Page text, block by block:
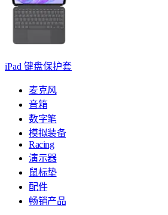
iPad 键盘保护套
麦克风
音箱
数字笔
模拟装备
Racing
演示器
鼠标垫
配件
畅销产品